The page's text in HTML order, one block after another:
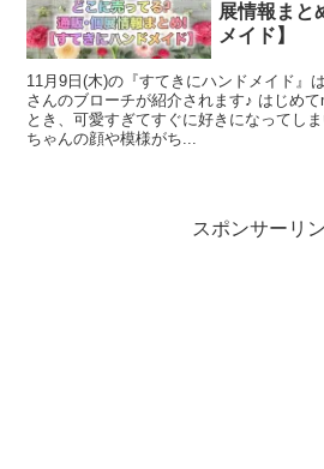
展情報まと
メイド】
11月9日(木)の『すてきにハンドメイド』
さんのブローチが紹介されます♪ はじめ
とき、可愛すぎてすぐに好きになってし
ちゃんの顔や模様がち...
スポンサーリ